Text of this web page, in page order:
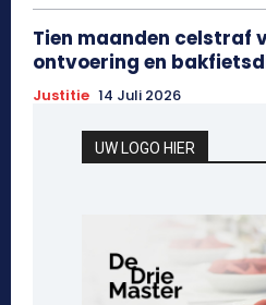
Tien maanden celstraf
ontvoering en
Justitie 14 Juli 2026
UW LOGO HIER